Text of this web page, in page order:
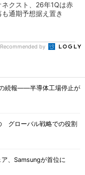
ネクスト、26年1Qは赤
通期予想据え置き
Recommended by
続報――半導体工場停止が
グローバル戦略での役割
、Samsungが首位に